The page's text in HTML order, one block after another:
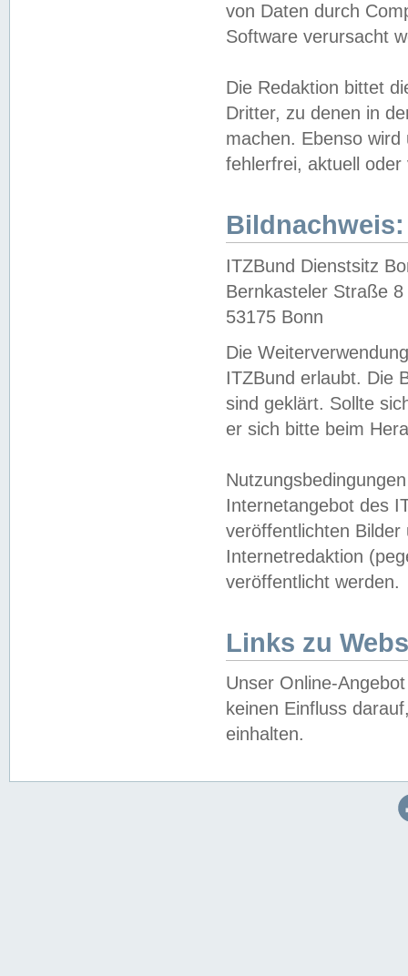
von Daten durch
Software verursacht
Die Redaktion bittet
Dritter, zu denen in
machen. Ebenso
fehlerfrei, aktuell oder
Bildnachweis:
ITZBund Dienstsitz
Bernkasteler Straße 8
53175 Bonn
Die
ITZBund erlaubt. Die
sind geklärt. Sollte
er sich bitte beim
Internetangebot des
veröffentlichten
Internetredaktion
veröffentlicht werden.
Links zu
Unser Online-
keinen Einfluss
einhalten.